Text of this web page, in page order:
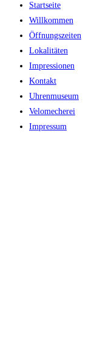
Startseite
Willkommen
Öffnungszeiten
Lokalitäten
Impressionen
Kontakt
Uhrenmuseum
Velomecherei
Impressum